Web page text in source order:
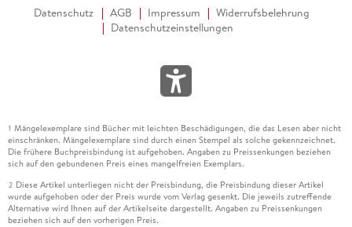
Datenschutz AGB Impressum
Widerrufsbelehrung
Datenschutzeinstellungen
1 Mängelexemplare sind Bücher mit leichten Beschädigungen, die das Lesen aber nicht
einschränken. Mängelexemplare sind durch einen Stempel als solche gekennzeichnet.
Die frühere Buchpreisbindung ist aufgehoben. Angaben zu Preissenkungen beziehen
sich auf den gebundenen Preis eines mangelfreien Exemplars.
2 Diese Artikel unterliegen nicht der Preisbindung, die Preisbindung dieser Artikel
wurde aufgehoben oder der Preis wurde vom Verlag gesenkt. Die jeweils zutreffende
Alternative wird Ihnen auf der Artikelseite dargestellt. Angaben zu Preissenkungen
beziehen sich auf den vorherigen Preis.